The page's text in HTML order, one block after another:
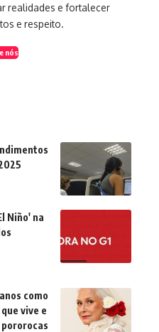
realidades e fortalecer
e respeito.
nós
Niño' na
como
vive e